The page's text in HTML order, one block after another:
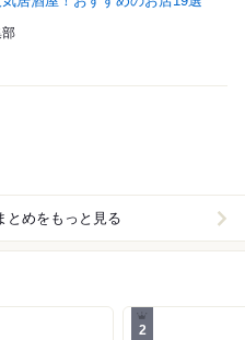
とめをもっと見る
2